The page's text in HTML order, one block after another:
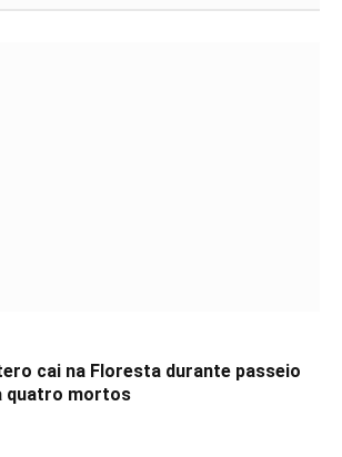
cai na Floresta durante passeio
quatro mortos